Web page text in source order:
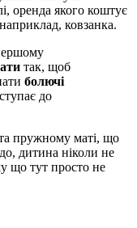
оренда якого коштує
ковзанка.
так, щоб
болючі
до
пружному маті, що
дитина ніколи не
що тут просто не